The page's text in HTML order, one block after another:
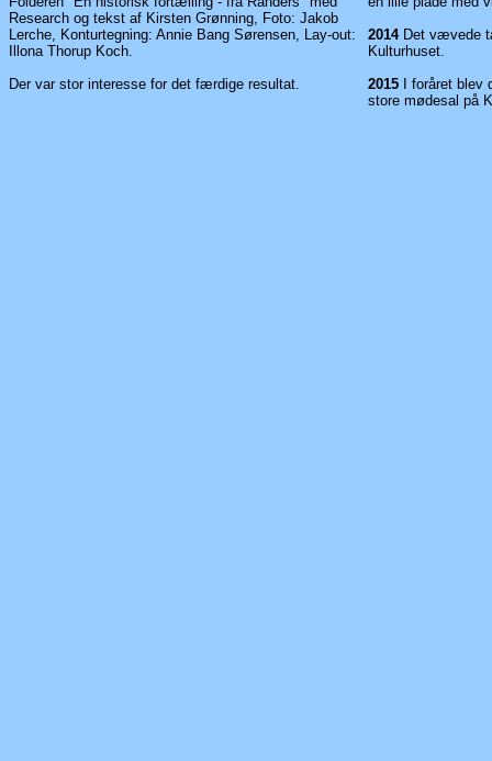
Research og tekst af Kirsten Grønning, Foto: Jakob
Lerche, Konturtegning: Annie Bang Sørensen, Lay-out:
Illona Thorup Koch.
Der var stor interesse for det færdige resultat.
2014 Det vævede
Kulturhuset.
2015
I foråret
store mødesal på